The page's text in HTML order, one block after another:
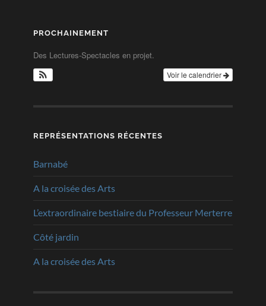
PROCHAINEMENT
Des Lectures-Spectacles en projet.
Voir le calendrier
REPRÉSENTATIONS RÉCENTES
Barnabé
A la croisée des Arts
L’extraordinaire bestiaire du Professeur Merterre
Côté jardin
A la croisée des Arts